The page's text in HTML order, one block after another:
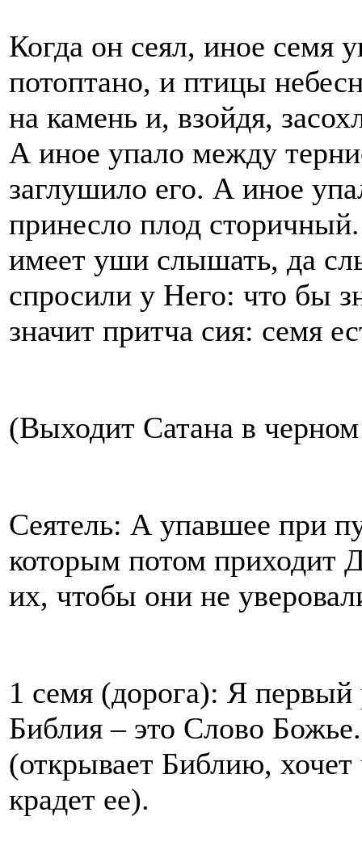
Когда он сеял, иное семя
потоптано, и птицы
на камень и, взойдя,
А иное упало между
заглушило его. А иное
принесло плод
имеет уши слышать, да
спросили у Него: что бы
значит притча сия: семя
(Выходит Сатана в
Сеятель: А упавшее при
которым потом приходит
их, чтобы они не
1 семя (дорога): Я
Библия – это Слово
(открывает Библию,
крадет ее).